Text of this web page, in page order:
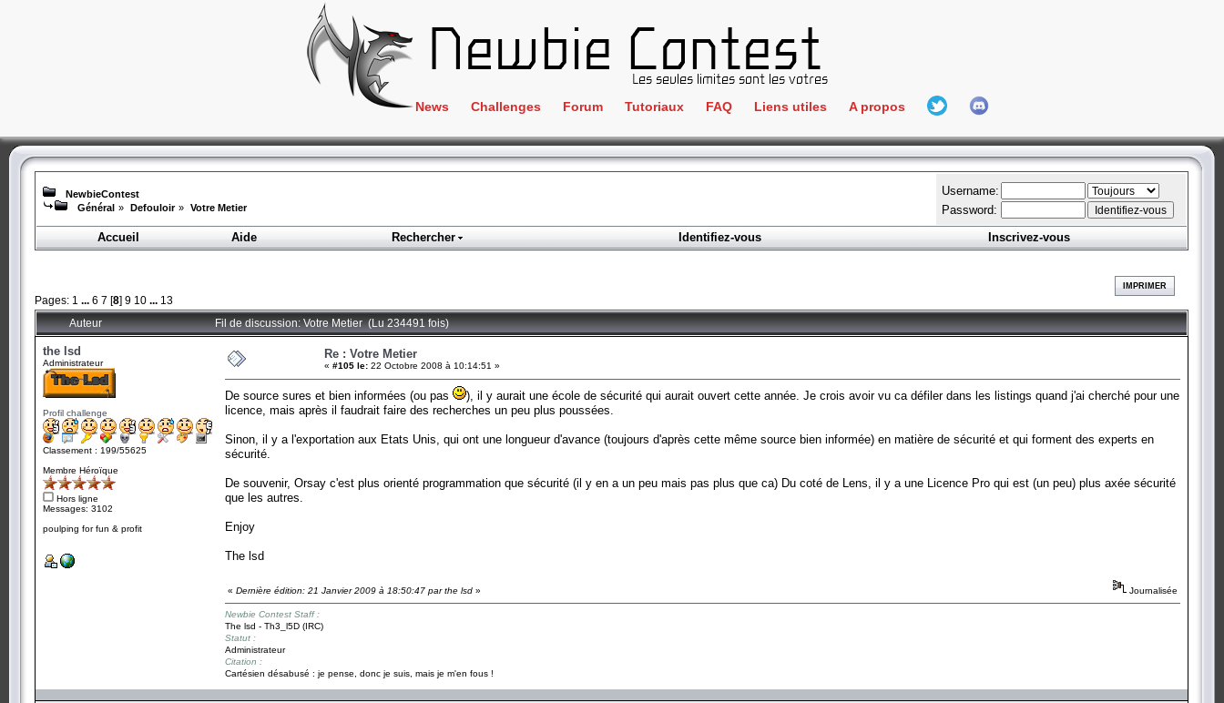
News Challenges
Crackme
ClientSide
Forensics
Programmation
Wargame
Tous les challenges
Forum Tutoriaux FAQ Liens utiles
IRC
Newbie Connect
Partenaires
Goodies
L'incubateur
A propos
L'équipe
Hall Of Fame
NewbieContest
Général » Defouloir » Votre Metier
Username:
Password:
Accueil
Aide Rechercher Identifiez-vous Inscrivez-vous
Pages: 1 ... 6 7 [8] 9 10 ... 13
IMPRIMER
Auteur Fil de discussion: Votre Metier (Lu 234491 fois)
the lsd
Administrateur
Profil challenge
Classement : 199/55625
Membre Héroïque
Hors ligne
Messages: 3102
poulping for fun & profit
Re : Votre Metier
« #105 le: 22 Octobre 2008 à 10:14:51 »
De source sures et bien informées (ou pas
), il y aurait une école de sécurité qui aurait ouvert cette année. Je crois avoir vu ca défiler dans les listings quand j'ai cherché pour une
licence, mais après il faudrait faire des recherches un peu plus poussées.
Sinon, il y a l'exportation aux Etats Unis, qui ont une longueur d'avance (toujours d'après cette même source bien informée) en matière de sécurité et qui forment des experts en
sécurité.
De souvenir, Orsay c'est plus orienté programmation que sécurité (il y en a un peu mais pas plus que ca) Du coté de Lens, il y a une Licence Pro qui est (un peu) plus axée sécurité
que les autres.
Enjoy
The lsd
« Dernière édition: 21 Janvier 2009 à 18:50:47 par the lsd » Journalisée
Newbie Contest Staff :
The lsd - Th3_l5D (IRC)
Statut :
Administrateur
Citation :
Cartésien désabusé : je pense, donc je suis, mais je m'en fous !